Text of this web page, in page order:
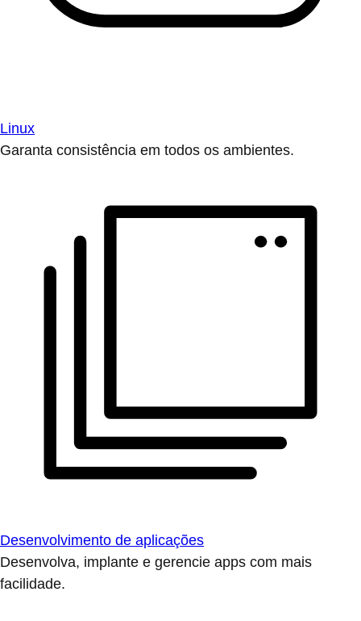
Linux
Garanta consistência em todos os ambientes.
Desenvolvimento de aplicações
Desenvolva, implante e gerencie apps com mais
facilidade.